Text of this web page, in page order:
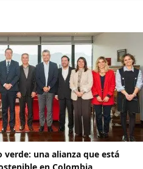
una alianza que está